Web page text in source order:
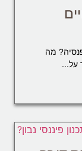
מה
על...